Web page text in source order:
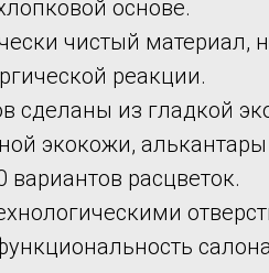
основе.
чистый
реакции.
сделаны из гладкой
экокожи,
вариантов расцветок.